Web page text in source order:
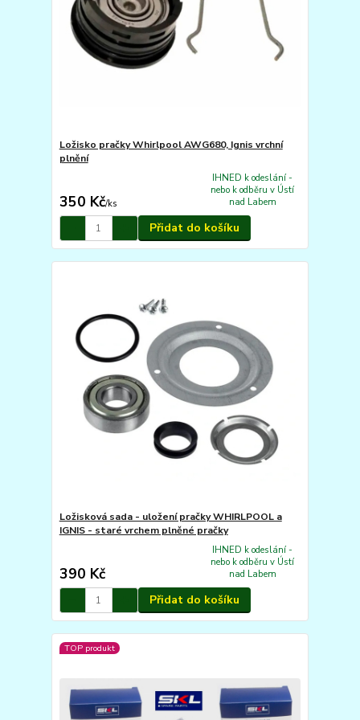
Ložisko pračky Whirlpool AWG680, Ignis vrchní
plnění
350 Kč/ks
IHNED k odeslání -
nebo k odběru v Ústí
nad Labem
Přidat do košíku
Ložisková sada - uložení pračky WHIRLPOOL a
IGNIS - staré vrchem plněné pračky
390 Kč
IHNED k odeslání -
nebo k odběru v Ústí
nad Labem
Přidat do košíku
TOP produkt